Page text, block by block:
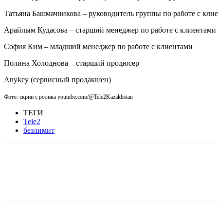
Татьяна Башмачникова – руководитель группы по работе с
Арайлым Кудасова – старший менеджер по работе с клиентами
София Ким – младший менеджер по работе с клиентами
Полина Холоднова – старший продюсер
Anykey (сервисный продакшен)
Фото: скрин с ролика youtube.com/@Tele2Kazakhstan
ТЕГИ
Tele2
безлимит